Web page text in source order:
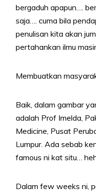
bergaduh apapun….
saja…. cuma bila
penulisan kita akan
pertahankan ilmu
Membuatkan
Baik, dalam gambar
adalah Prof Imelda,
Medicine, Pusat
Lumpur. Ada sebab
famous ni kat situ…
Dalam few weeks ni,